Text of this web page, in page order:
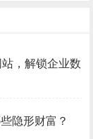
，解锁企业数
隐形财富？